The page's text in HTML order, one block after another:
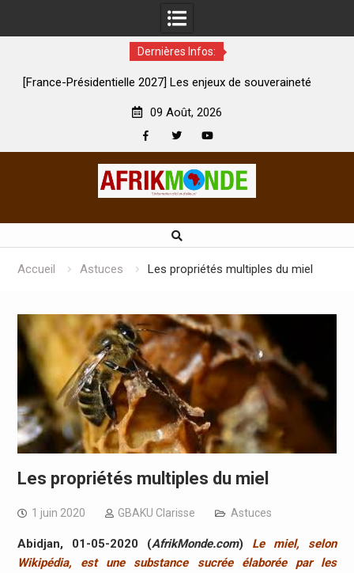
Dernières Infos:
Les enjeux de souveraineté
À Lens, la femme qui avait
09 Août, 2026
Accueil Astuces Les propriétés multiples du miel
Les propriétés multiples du miel
1 juin 2020 GBAKU Clarisse Astuces
Abidjan, 01-05-2020 (AfrikMonde.com) Le miel, selon
Wikipédia, est une substance sucrée élaborée par les